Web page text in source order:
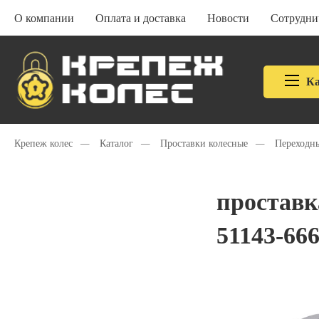
О компании Оплата и доставка Новости
Крепеж колес — Каталог — Проставки колесные —
51143-